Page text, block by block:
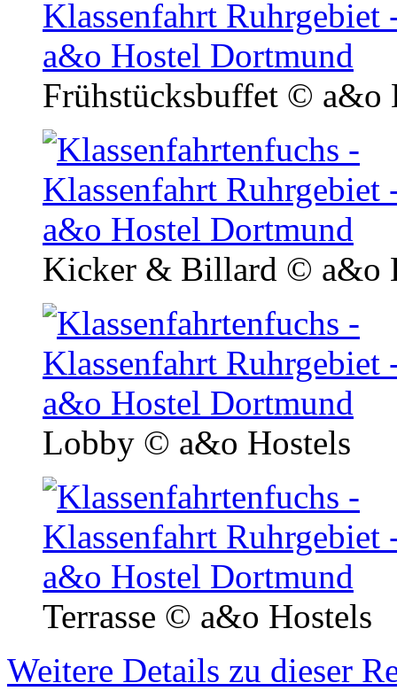
Frühstücksbuffet © a&o
Kicker & Billard © a&o
Lobby © a&o Hostels
Terrasse © a&o Hostels
Weitere Details zu dieser